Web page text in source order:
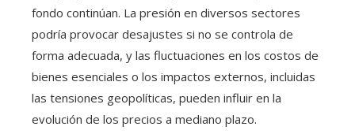
fondo continúan. La presión en diversos sectores
podría provocar desajustes si no se controla de
forma adecuada, y las fluctuaciones en los costos de
bienes esenciales o los impactos externos, incluidas
las tensiones geopolíticas, pueden influir en la
evolución de los precios a mediano plazo.